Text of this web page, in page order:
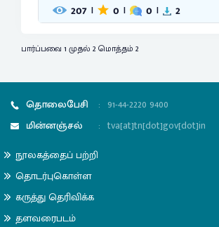
207 | 0 | 0 | 2
பார்ப்பவை 1 முதல் 2 மொத்தம் 2
தொலைபேசி : 91-44-2220 9400
மின்னஞ்சல்
: tva[at]tn[dot]gov[dot]in
நூலகத்தைப் பற்றி
தொடர்புகொள்ள
கருத்து தெரிவிக்க
தளவரைபடம்